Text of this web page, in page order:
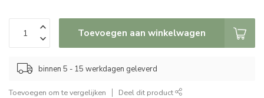
Toevoegen aan winkelwagen
binnen 5 - 15 werkdagen geleverd
Toevoegen om te vergelijken Deel dit product